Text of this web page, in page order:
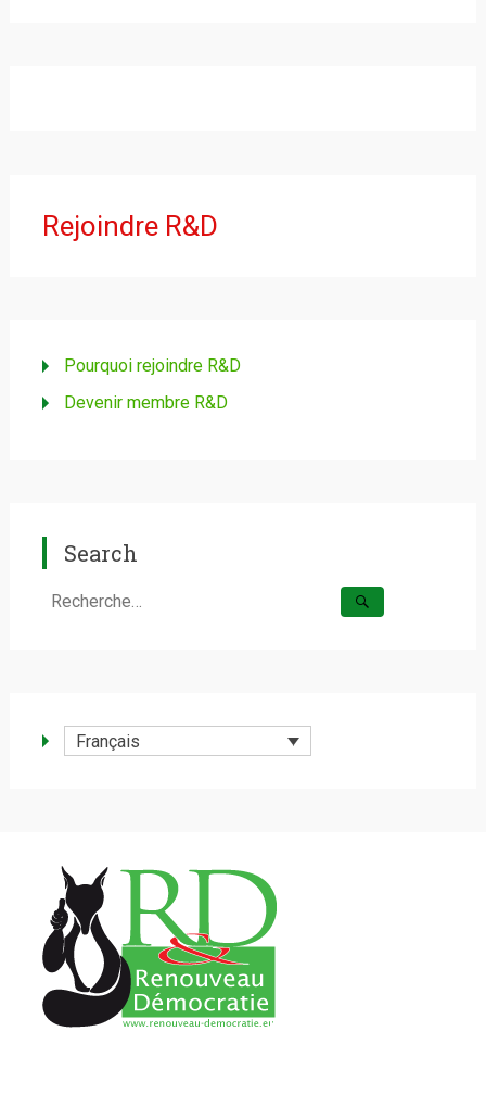
Rejoindre R&D
Pourquoi rejoindre R&D
Devenir membre R&D
Search
Rechercher :
Français